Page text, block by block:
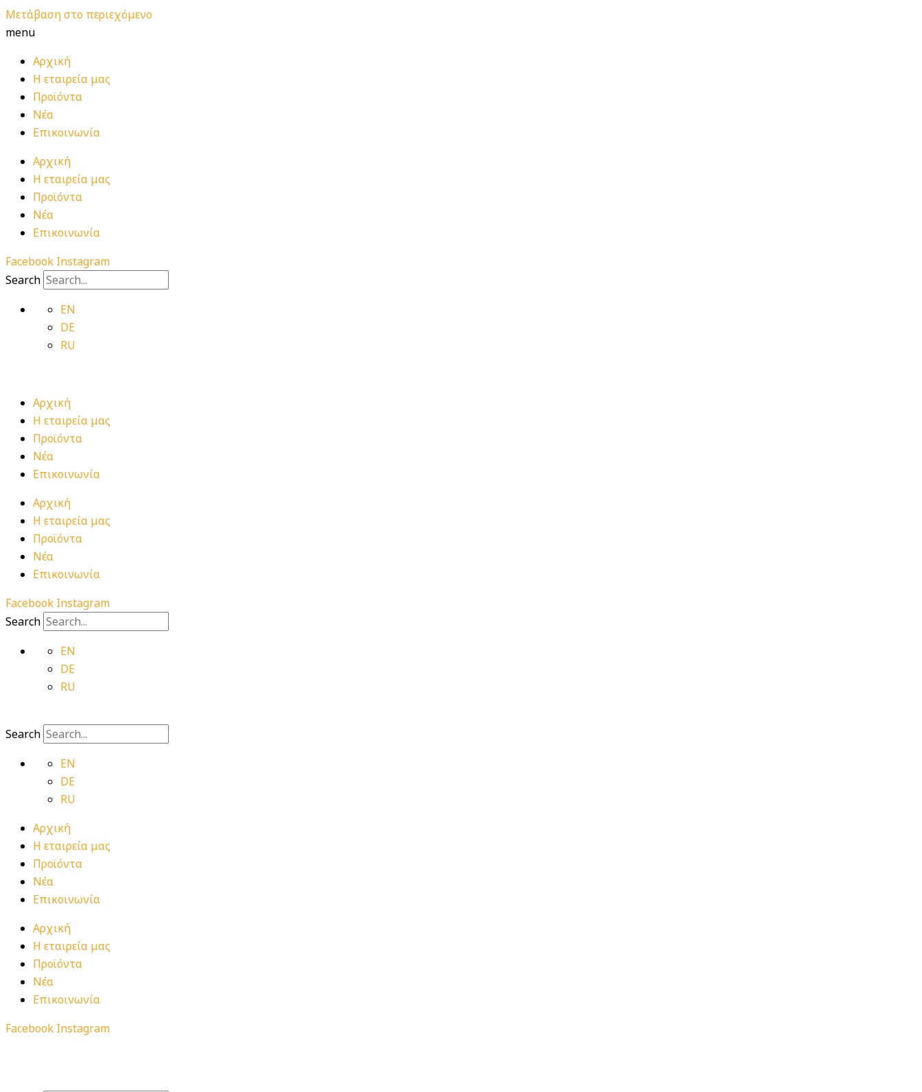
Μετάβαση στο περιεχόμενο
menu
Αρχική
Η εταιρεία μας
Προϊόντα
Νέα
Επικοινωνία
Αρχική
Η εταιρεία μας
Προϊόντα
Νέα
Επικοινωνία
Facebook Instagram
Search
EN
DE
RU
Αρχική
Η εταιρεία μας
Προϊόντα
Νέα
Επικοινωνία
Αρχική
Η εταιρεία μας
Προϊόντα
Νέα
Επικοινωνία
Facebook Instagram
Search
EN
DE
RU
Search
EN
DE
RU
Αρχική
Η εταιρεία μας
Προϊόντα
Νέα
Επικοινωνία
Αρχική
Η εταιρεία μας
Προϊόντα
Νέα
Επικοινωνία
Facebook Instagram